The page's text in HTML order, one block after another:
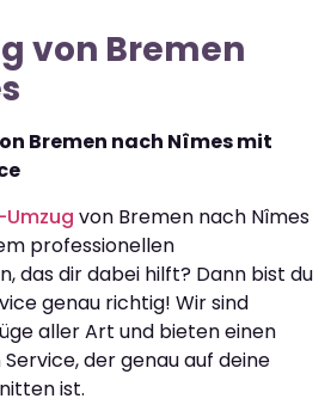
von Bremen
Bremen nach Nîmes mit
Umzug von Bremen nach Nîmes
professionellen
das dir dabei hilft? Dann bist du
genau richtig! Wir sind
aller Art und bieten einen
der genau auf deine
ist.